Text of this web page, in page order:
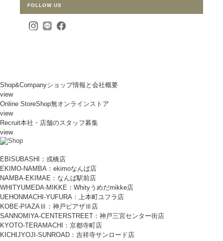
FOLLOW US
Shop&Companyショップ情報と会社概要
view
Online StoreShop無オンラインストア
view
Recruit本社・店舗のスタッフ募集
view
EBISUBASHI：戎橋店
EKIMO-NAMBA：ekimoなんば店
NAMBA-EKIMAE：なんば駅前店
WHITYUMEDA-MIKKE：Whityうめだmikke店
UEHONMACHI-YUFURA：上本町ユフラ店
KOBE-PIAZAⅢ：神戸ピアザⅢ店
SANNOMIYA-CENTERSTREET：神戸三宮センター街店
KYOTO-TERAMACHI：京都寺町店
KICHIJYOJI-SUNROAD：吉祥寺サンロード店